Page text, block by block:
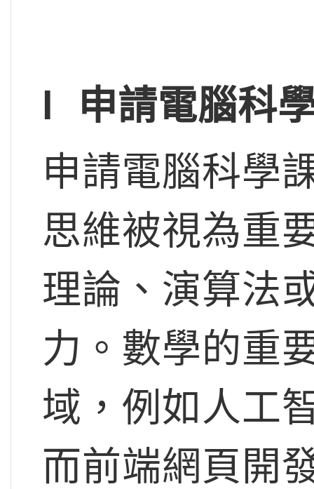
l
申請電腦科
申請電腦科學
思維被視為重
理論、演算法
力。數學的重
域，例如人工
而前端網頁開